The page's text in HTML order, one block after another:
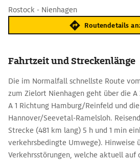
Rostock - Nienhagen
Routendetails
Fahrtzeit und Streckenlänge
Die im Normalfall schnellste Route
zum Zielort Nienhagen geht über die
A 1 Richtung Hamburg/Reinfeld und
Hannover/Seevetal-Ramelsloh.
Strecke (481 km lang) 5 h und 1 min
verkehrsbedingte Umwege). Hinweise
Verkehrsstörungen, welche aktuell auf